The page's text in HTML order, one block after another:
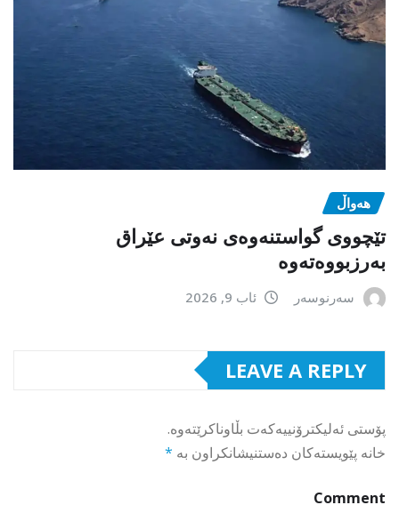
هەواڵ
تێچووی گواستنەوەی نەوتی عێراق
بەرزبووەتەوە
سەرنوسەر ئاب 9, 2026
LEAVE A REPLY
پۆستی ئەلیکترۆنییەکەت بڵاوناکرێتەوە.
خانە پێویستەکان دەستنیشانکراون بە *
Comment